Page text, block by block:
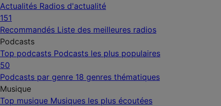
Actualités Radios d'actualité
151
Recommandés Liste des meilleures radios
Podcasts
Top podcasts Podcasts les plus populaires
50
Podcasts par genre 18 genres thématiques
Musique
Top musique Musiques les plus écoutées